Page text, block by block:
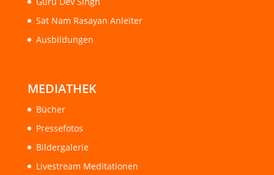
Sat Nam Rasayan Anleiter
Ausbildungen
MEDIATHEK
Bücher
Pressefotos
Bildergalerie
Livestream Meditationen